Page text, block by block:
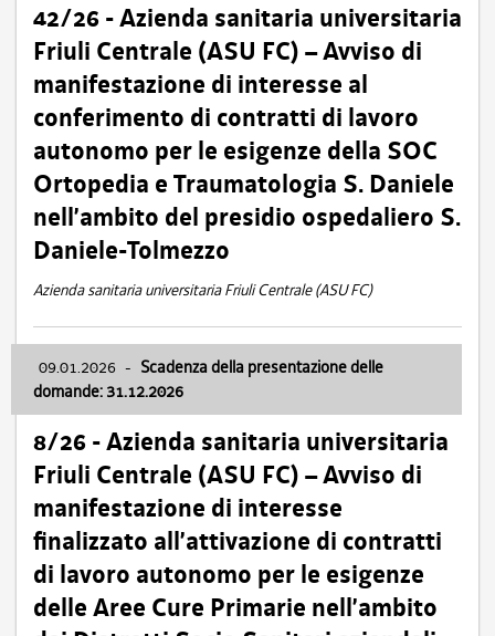
42/26 - Azienda sanitaria universitaria
Friuli Centrale (ASU FC) – Avviso di
manifestazione di interesse al
conferimento di contratti di lavoro
autonomo per le esigenze della SOC
Ortopedia e Traumatologia S. Daniele
nell’ambito del presidio ospedaliero S.
Daniele-Tolmezzo
Azienda sanitaria universitaria Friuli Centrale (ASU FC)
09.01.2026 - Scadenza della presentazione delle
domande: 31.12.2026
8/26 - Azienda sanitaria universitaria
Friuli Centrale (ASU FC) – Avviso di
manifestazione di interesse
finalizzato all’attivazione di contratti
di lavoro autonomo per le esigenze
delle Aree Cure Primarie nell’ambito